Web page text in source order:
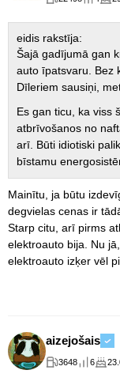
eidis rakstīja:
Šajā gadījumā gan
auto īpatsvaru. Bez
Dīleriem sausiņi,
Es gan ticu, ka viss
atbrīvošanos no
arī. Būti idiotiski
bīstamu
Mainītu, ja būtu
degvielas cenas ir
Starp citu, arī pirms
elektroauto bija. Nu
elektroauto izķer vēl
aizejošais
3648 6